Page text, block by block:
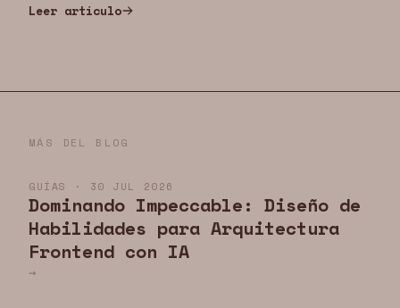
Leer artículo
MÁS DEL BLOG
GUÍAS · 30 JUL 2026
Dominando Impeccable: Diseño de
Habilidades para Arquitectura
Frontend con IA
→